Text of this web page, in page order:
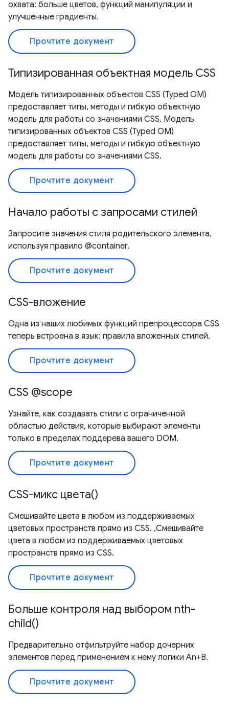
охвата: больше цветов, функций манипуляции и
улучшенные градиенты.
Прочтите документ
Типизированная объектная модель CSS
Модель типизированных объектов CSS (Typed OM)
предоставляет типы, методы и гибкую объектную
модель для работы со значениями CSS. Модель
типизированных объектов CSS (Typed OM)
предоставляет типы, методы и гибкую объектную
модель для работы со значениями CSS.
Прочтите документ
Начало работы с запросами стилей
Запросите значения стиля родительского элемента,
используя правило @container.
Прочтите документ
CSS-вложение
Одна из наших любимых функций препроцессора CSS
теперь встроена в язык: правила вложенных стилей.
Прочтите документ
CSS @scope
Узнайте, как создавать стили с ограниченной
областью действия, которые выбирают элементы
только в пределах поддерева вашего DOM.
Прочтите документ
CSS-микс цвета()
Смешивайте цвета в любом из поддерживаемых
цветовых пространств прямо из CSS. ,Смешивайте
цвета в любом из поддерживаемых цветовых
пространств прямо из CSS.
Прочтите документ
Больше контроля над выбором nth-
child()
Предварительно отфильтруйте набор дочерних
элементов перед применением к нему логики An+B.
Прочтите документ